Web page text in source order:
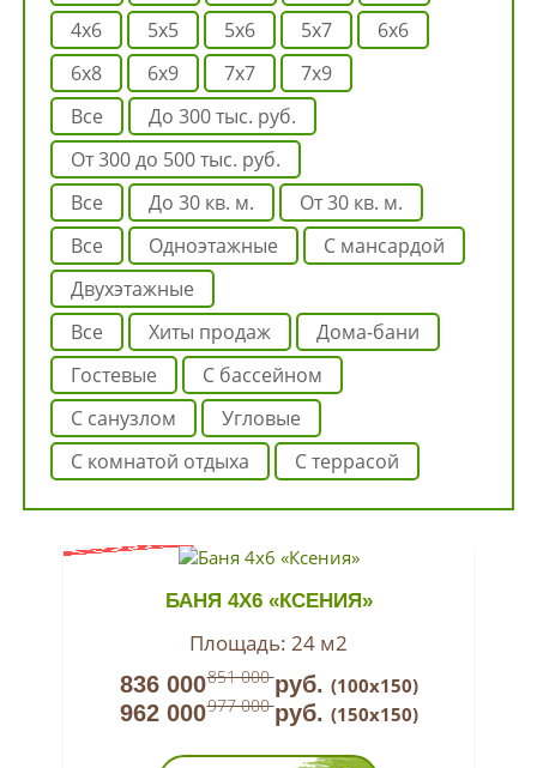
4х6
5х5 5х6 5х7
6х6
6х8
6х9 7х7
7х9
Все
до 300 тыс. руб.
от 300 до 500 тыс. руб.
Все
до 30 кв. м.
от 30 кв. м.
Все
одноэтажные
с мансардой
двухэтажные
Все
Хиты продаж
Дома-бани
гостевые
с бассейном
с санузлом
угловые
с комнатой отдыха
с террасой
БАНЯ 4Х6 «КСЕНИЯ»
Площадь: 24 м2
836 000851 000руб. (100х150)
962 000977 000руб. (150х150)